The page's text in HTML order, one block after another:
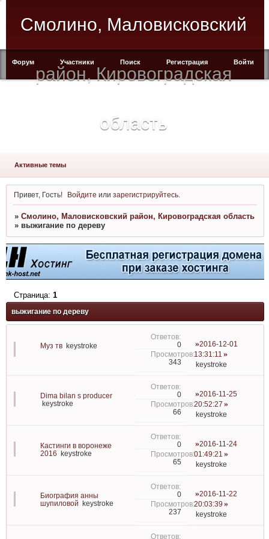
Смолино, Маловисковский
район, Кировоградская
область
Форум Участники Поиск Регистрация Войти
Активные темы
Привет, Гость! Войдите илизарегистрируйтесь
» Смолино, Маловисковский район, Кировоградская область
» выжигание по дереву
выжигание по дереву
Страница: 1
Муз тв keystroke 0
343
2016-12-01
13:31:11
keystroke
Dima bilan s producer
keystroke
0
66
2016-11-25
20:52:27
keystroke
Кастинги в воронеже
2016
keystroke
0
65
2016-11-24
01:49:21
keystroke
Биография анны
шупиловой
keystroke
0
237
2016-11-22
20:03:39
keystroke